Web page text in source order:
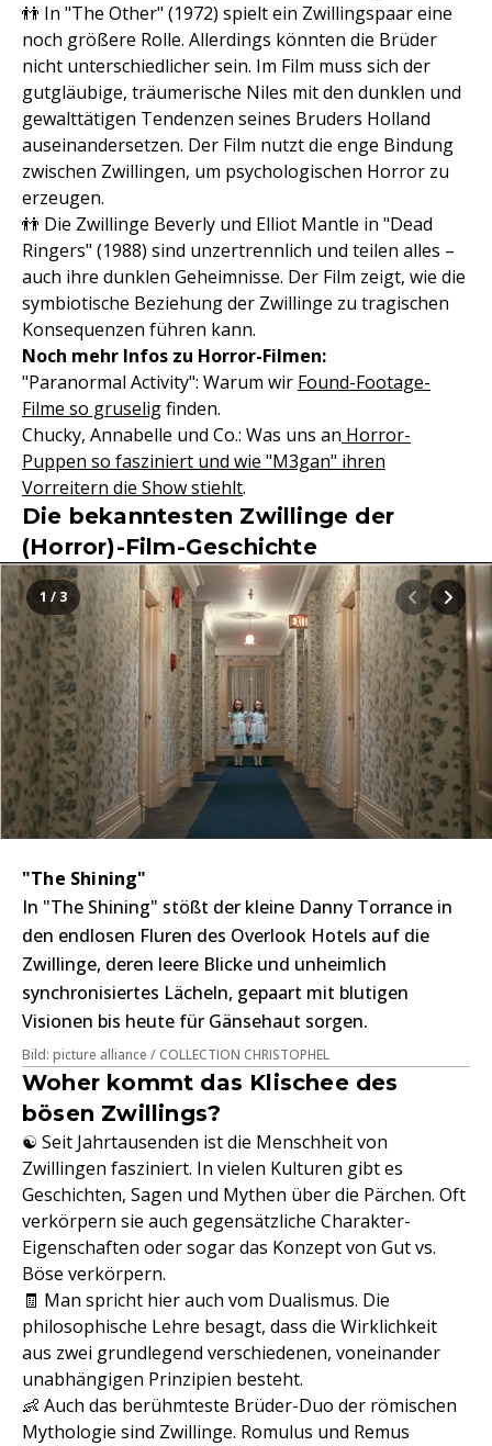
👬 In "The Other" (1972) spielt ein Zwillingspaar eine
noch größere Rolle. Allerdings könnten die Brüder
nicht unterschiedlicher sein. Im Film muss sich der
gutgläubige, träumerische Niles mit den dunklen und
gewalttätigen Tendenzen seines Bruders Holland
auseinandersetzen. Der Film nutzt die enge Bindung
zwischen Zwillingen, um psychologischen Horror zu
erzeugen.
👬 Die Zwillinge Beverly und Elliot Mantle in "Dead
Ringers" (1988) sind unzertrennlich und teilen alles –
auch ihre dunklen Geheimnisse. Der Film zeigt, wie die
symbiotische Beziehung der Zwillinge zu tragischen
Konsequenzen führen kann.
Noch mehr Infos zu Horror-Filmen:
"Paranormal Activity": Warum wir Found-Footage-
Filme so gruseligfinden.
Chucky, Annabelle und Co.: Was uns an Horror-
Puppen so fasziniert und wie "M3gan" ihren
Vorreitern die Show stiehlt.
Die bekanntesten Zwillinge der
(Horror)-Film-Geschichte
"The Shining"
In "The Shining" stößt der kleine Danny Torrance in
den endlosen Fluren des Overlook Hotels auf die
Zwillinge, deren leere Blicke und unheimlich
synchronisiertes Lächeln, gepaart mit blutigen
Visionen bis heute für Gänsehaut sorgen.
Bild: picture alliance / COLLECTION CHRISTOPHEL
1 / 3
Woher kommt das Klischee des
bösen Zwillings?
☯ Seit Jahrtausenden ist die Menschheit von
Zwillingen fasziniert. In vielen Kulturen gibt es
Geschichten, Sagen und Mythen über die Pärchen. Oft
verkörpern sie auch gegensätzliche Charakter-
Eigenschaften oder sogar das Konzept von Gut vs.
Böse verkörpern.
🧾 Man spricht hier auch vom Dualismus. Die
philosophische Lehre besagt, dass die Wirklichkeit
aus zwei grundlegend verschiedenen, voneinander
unabhängigen Prinzipien besteht.
👶 Auch das berühmteste Brüder-Duo der römischen
Mythologie sind Zwillinge. Romulus und Remus